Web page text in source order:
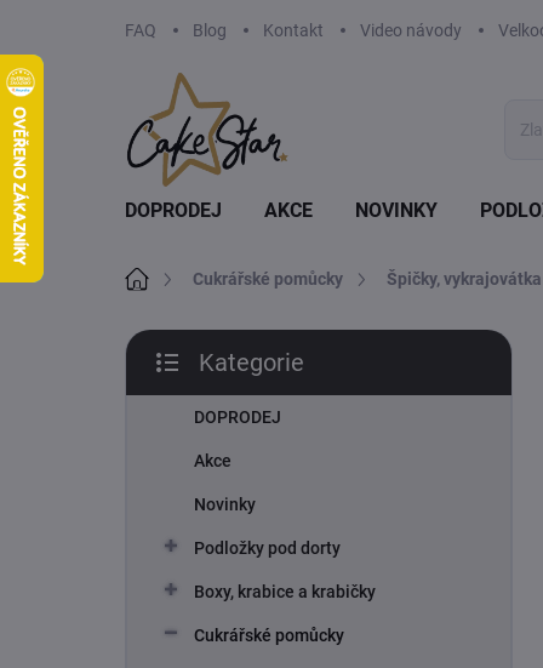
obsah
FAQ Blog Kontakt Video návody
DOPRODEJ AKCE NOVINKY
Domů Cukrářské pomůcky Špičky, vykrajovátka
P
s
kategorie
Kategorie
DOPRODEJ
Akce
Novinky
Podložky pod dorty
Boxy, krabice a krabičky
Cukrářské pomůcky